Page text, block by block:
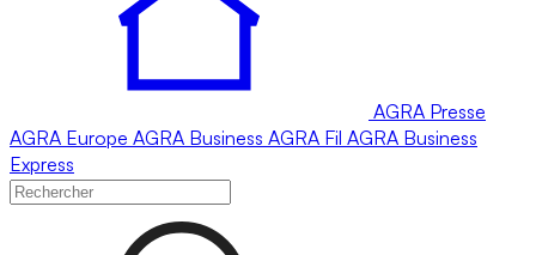
AGRA Presse
AGRA Europe AGRA Business AGRA Fil AGRA Business
Express